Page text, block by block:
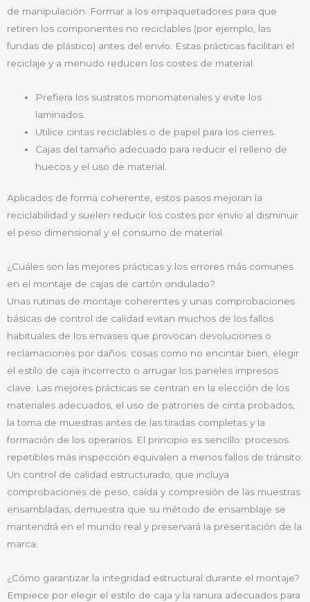
de manipulación. Formar a los empaquetadores para que
retiren los componentes no reciclables (por ejemplo, las
fundas de plástico) antes del envío. Estas prácticas facilitan el
reciclaje y a menudo reducen los costes de material.
Prefiera los sustratos monomateriales y evite los
laminados.
Utilice cintas reciclables o de papel para los cierres.
Cajas del tamaño adecuado para reducir el relleno de
huecos y el uso de material.
Aplicados de forma coherente, estos pasos mejoran la
reciclabilidad y suelen reducir los costes por envío al disminuir
el peso dimensional y el consumo de material.
¿Cuáles son las mejores prácticas y los errores más comunes
en el montaje de cajas de cartón ondulado?
Unas rutinas de montaje coherentes y unas comprobaciones
básicas de control de calidad evitan muchos de los fallos
habituales de los envases que provocan devoluciones o
reclamaciones por daños: cosas como no encintar bien, elegir
el estilo de caja incorrecto o arrugar los paneles impresos
clave. Las mejores prácticas se centran en la elección de los
materiales adecuados, el uso de patrones de cinta probados,
la toma de muestras antes de las tiradas completas y la
formación de los operarios. El principio es sencillo: procesos
repetibles más inspección equivalen a menos fallos de tránsito.
Un control de calidad estructurado, que incluya
comprobaciones de peso, caída y compresión de las muestras
ensambladas, demuestra que su método de ensamblaje se
mantendrá en el mundo real y preservará la presentación de la
marca.
¿Cómo garantizar la integridad estructural durante el montaje?
Empiece por elegir el estilo de caja y la ranura adecuados para